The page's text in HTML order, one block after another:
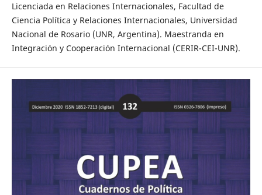
Licenciada en Relaciones Internacionales, Facultad de
Ciencia Política y Relaciones Internacionales, Universidad
Nacional de Rosario (UNR, Argentina). Maestranda en
Integración y Cooperación Internacional (CERIR-CEI-UNR).